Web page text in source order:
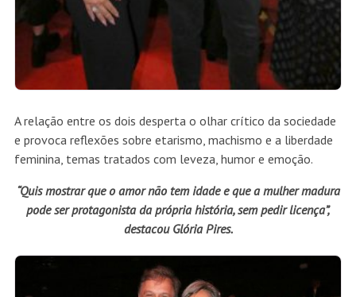
A relação entre os dois desperta o olhar crítico da sociedade
e provoca reflexões sobre etarismo, machismo e a liberdade
feminina, temas tratados com leveza, humor e emoção.
“Quis mostrar que o amor não tem idade e que a mulher madura
pode ser protagonista da própria história, sem pedir licença”,
destacou Glória Pires.